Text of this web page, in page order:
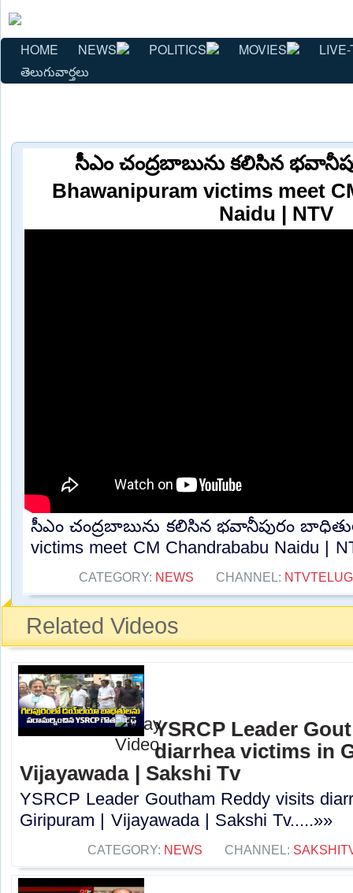
HOME NEWS POLITICS MOVIES
తెలుగువార్తలు
సీఎం చంద్రబాబును కలిసిన
Bhawanipuram victims meet
Naidu | NTV
సీఎం చంద్రబాబును కలిసిన భవానీపురం
victims meet CM Chandrababu Naidu |
CATEGORY: NEWS CHANNEL:
Related Videos
YSRCP Leader
diarrhea victims in
Vijayawada | Sakshi Tv
YSRCP Leader Goutham Reddy visits
Giripuram | Vijayawada | Sakshi Tv.....»»
CATEGORY: NEWS CHANNEL: